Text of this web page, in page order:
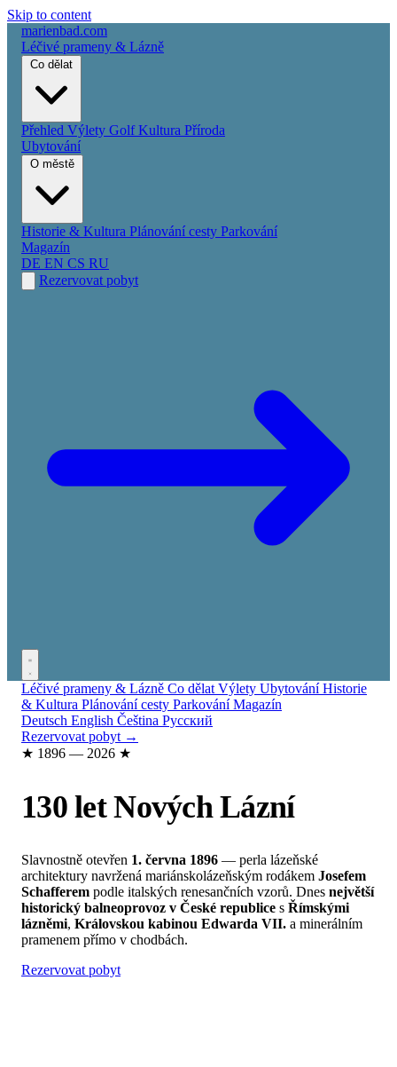
Skip to content
marienbad.com
Léčivé prameny & Lázně
Přehled Výlety GolfKultura Příroda
Ubytování
Historie & Kultura Plánování cesty Parkování
Magazín
DE EN CS RU
Rezervovat pobyt
Léčivé prameny & Lázně Co dělat Výlety UbytováníHistorie
& Kultura Plánování cesty ParkováníMagazín
Deutsch English Čeština Русский
Rezervovat pobyt →
★ 1896 — 2026 ★
130 let Nových Lázní
Slavnostně otevřen 1. června 1896 — perla lázeňské
architektury navržená mariánskolázeňským rodákem Josefem
Schafferem podle italských renesančních vzorů. Dnes největší
historický balneoprovoz v České republice s Římskými
lázněmi, Královskou kabinou Edwarda VII. a minerálním
pramenem přímo v chodbách.
Rezervovat pobyt